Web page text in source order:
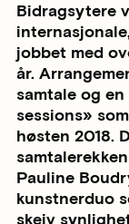
Bidragsytere
jobbet med
år.
samtale og
sessions»
høsten 2018.
Pauline
kunstnerduo